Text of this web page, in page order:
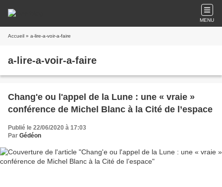
MENU
Accueil » a-lire-a-voir-a-faire
a-lire-a-voir-a-faire
Chang'e ou l'appel de la Lune : une « vraie »
conférence de Michel Blanc à la Cité de l’espace
Publié le 22/06/2020 à 17:03
Par Gédéon